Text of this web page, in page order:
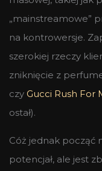
„mainstreamowe”
na kontrowersje.
szerokiej rzeczy
zniknięcie z
czy Gucci Rush For
ostał).
Cóż jednak począć
potencjał, ale jest